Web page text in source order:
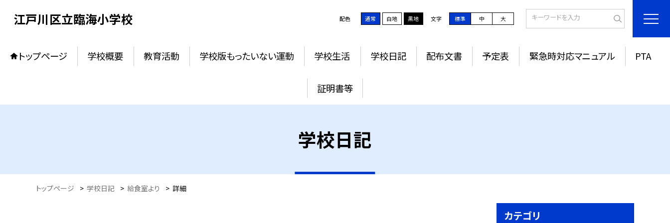
江戸川区立臨海小学校 配色 通常 白地 黒地 文字 標準 中 大
トップページ 学校概要 教育活動 学校版もったいない運動 学校生活 学校日記 配布文書 予定表 緊急時対応マニュアル PTA
証明書等
学校日記
トップページ > 学校日記 > 給食室より > 詳細
カテゴリ